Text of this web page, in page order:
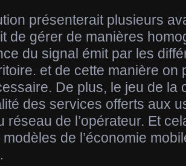
présenterait plusieurs
de gérer de manières
du signal émit par les
et de cette manière on
De plus, le jeu de la
des services offerts aux
réseau de l’opérateur. Et
de l’économie